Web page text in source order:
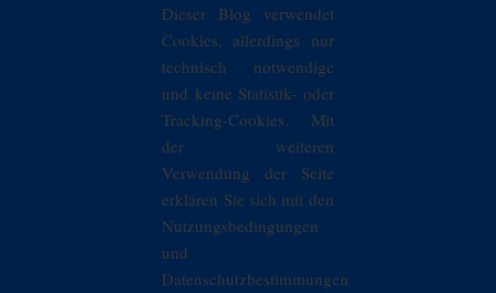
Dieser Blog verwendet
Cookies, allerdings nur
technisch notwendige
und keine Statistik- oder
Tracking-Cookies. Mit
der weiteren
Verwendung der Seite
erklären Sie sich mit den
Nutzungsbedingungen
und
Datenschutzbestimmungen